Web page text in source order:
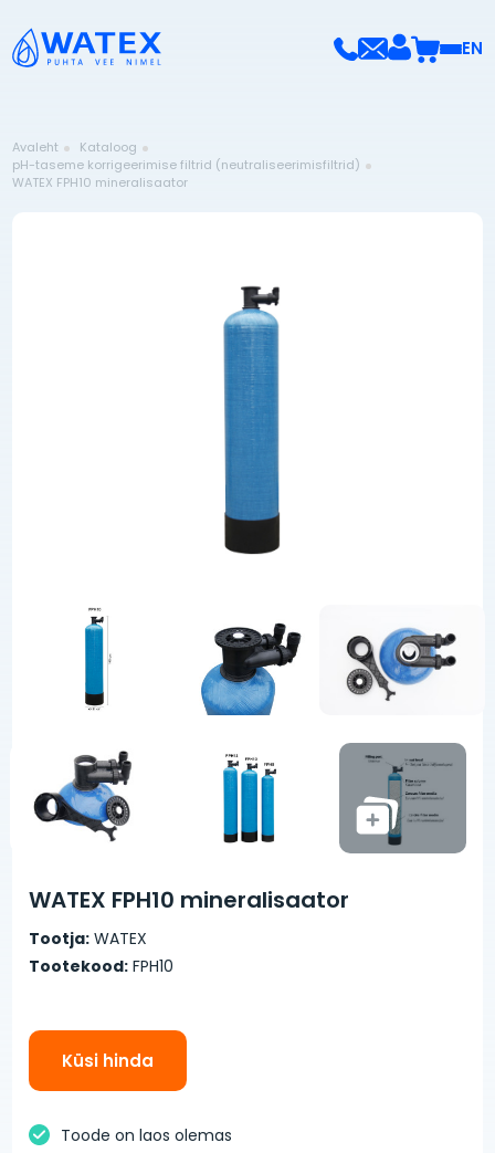
EN
Avaleht
Kataloog
pH-taseme korrigeerimise filtrid (neutraliseerimisfiltrid)
WATEX FPH10 mineralisaator
WATEX FPH10 mineralisaator
Tootja: WATEX
Tootekood: FPH10
Küsi hinda
Toode on laos olemas